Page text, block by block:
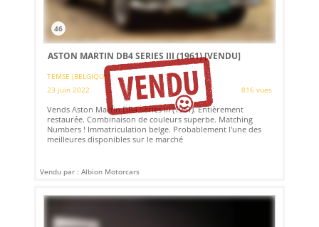
46
ASTON MARTIN DB4 SERIES III (1961)[VENDU]
TEMSE (BELGIQUE)
23 juin 2022
816 vues
Vends Aston Martin DB4 Series III (1961). Entièrement
restaurée. Combinaison de couleurs superbe. Matching
Numbers ! Immatriculation belge. Probablement l'une des
meilleures disponibles sur le marché
Vendu par : Albion Motorcars